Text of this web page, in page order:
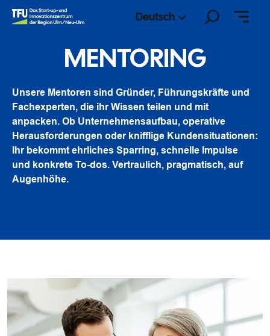
Inhalt
Deutsch
MENTORING
Unsere Mentoren sind Gründer, Führungskräfte und
Fachexperten, die ihr Wissen teilen und mit
anpacken. Ob Unternehmensaufbau, operative
Herausforderungen oder knifflige Kundensituationen:
Ihr bekommt ehrliches Sparring, schnelle Impulse
und konkrete To-dos. Vertraulich, pragmatisch, auf
Augenhöhe.